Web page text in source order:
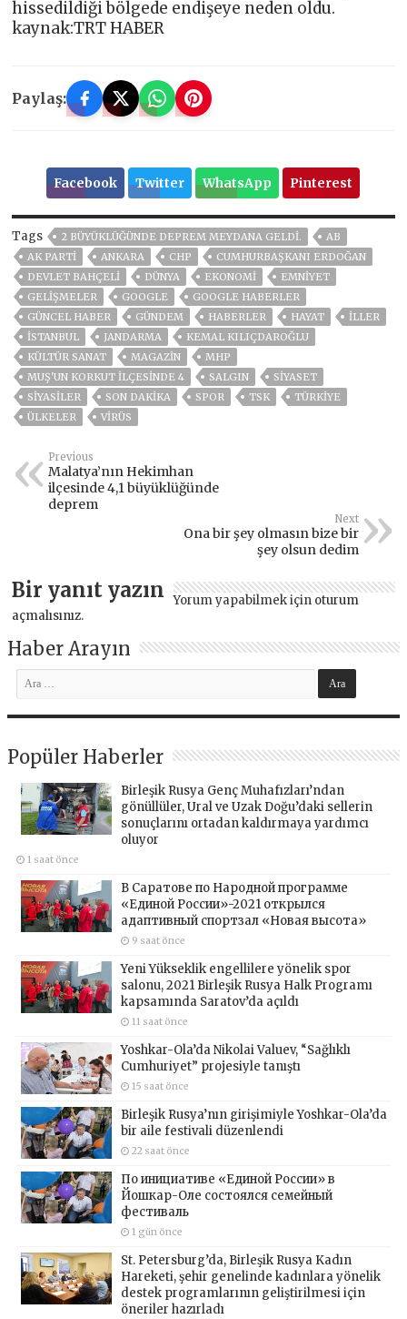
hissedildiği bölgede endişeye neden oldu.
kaynak:TRT HABER
Paylaş:
Facebook Twitter WhatsApp Pinterest
Tags 2 BÜYÜKLÜĞÜNDE DEPREM MEYDANA GELDI.
AB
AK PARTİ
ANKARA CHP
CUMHURBAŞKANI ERDOĞAN
DEVLET BAHÇELİ
DÜNYA EKONOMİ
EMNİYET
GELIŞMELER
GOOGLE
GOOGLE HABERLER
GÜNCEL HABER
GÜNDEM HABERLER HAYAT
İLLER
ISTANBUL
JANDARMA
KEMAL KILIÇDAROĞLU
KÜLTÜR SANAT
MAGAZİN
MHP
MUŞ'UN KORKUT ILÇESINDE 4
SALGIN
SİYASET
SİYASİLER
SON DAKIKA SPOR TSK
TÜRKİYE
ÜLKELER
VIRÜS
Previous
Malatya’nın Hekimhan
ilçesinde 4,1 büyüklüğünde
deprem
Next
Ona bir şey olmasın bize bir
şey olsun dedim
Bir yanıt yazın Yorum yapabilmek için oturum
açmalısınız.
Haber Arayın
Popüler Haberler
Birleşik Rusya Genç Muhafızları’ndan
gönüllüler, Ural ve Uzak Doğu’daki sellerin
sonuçlarını ortadan kaldırmaya yardımcı
oluyor
1 saat önce
В Саратове по Народной программе
«Единой России»-2021 открылся
адаптивный спортзал «Новая высота»
9 saat önce
Yeni Yükseklik engellilere yönelik spor
salonu, 2021 Birleşik Rusya Halk Programı
kapsamında Saratov’da açıldı
11 saat önce
Yoshkar-Ola’da Nikolai Valuev, “Sağlıklı
Cumhuriyet” projesiyle tanıştı
15 saat önce
Birleşik Rusya’nın girişimiyle Yoshkar-Ola’da
bir aile festivali düzenlendi
22 saat önce
По инициативе «Единой России» в
Йошкар-Оле состоялся семейный
фестиваль
1 gün önce
St. Petersburg’da, Birleşik Rusya Kadın
Hareketi, şehir genelinde kadınlara yönelik
destek programlarının geliştirilmesi için
öneriler hazırladı